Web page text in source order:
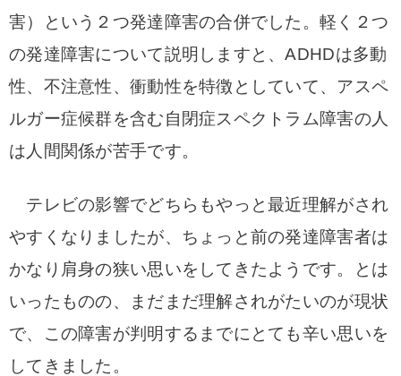
害）という２つ発達障害の合併でした。軽く２つ
の発達障害について説明しますと、ADHDは多動
性、不注意性、衝動性を特徴としていて、アスペ
ルガー症候群を含む自閉症スペクトラム障害の人
は人間関係が苦手です。
テレビの影響でどちらもやっと最近理解がされ
やすくなりましたが、ちょっと前の発達障害者は
かなり肩身の狭い思いをしてきたようです。とは
いったものの、まだまだ理解されがたいのが現状
で、この障害が判明するまでにとても辛い思いを
してきました。